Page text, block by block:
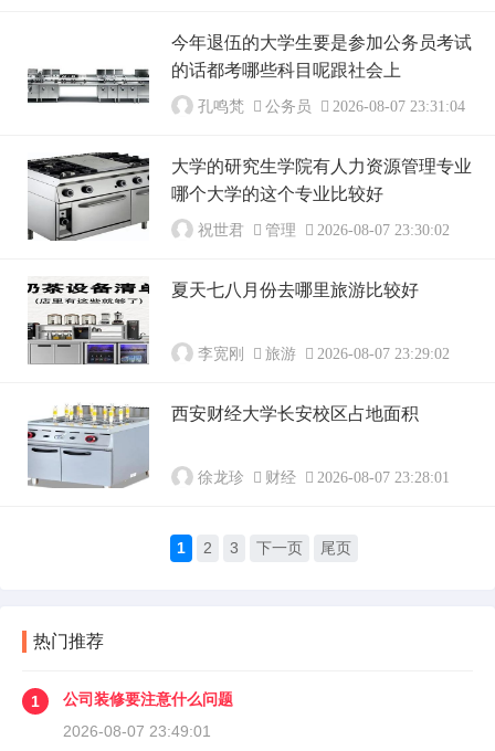
今年退伍的大学生要是参加公务员考试
的话都考哪些科目呢跟社会上
孔鸣梵 公务员 2026-08-07 23:31:04
大学的研究生学院有人力资源管理专业
哪个大学的这个专业比较好
祝世君 管理 2026-08-07 23:30:02
夏天七八月份去哪里旅游比较好
李宽刚 旅游 2026-08-07 23:29:02
西安财经大学长安校区占地面积
徐龙珍 财经 2026-08-07 23:28:01
1 2 3 下一页 尾页
热门推荐
1
公司装修要注意什么问题
2026-08-07 23:49:01